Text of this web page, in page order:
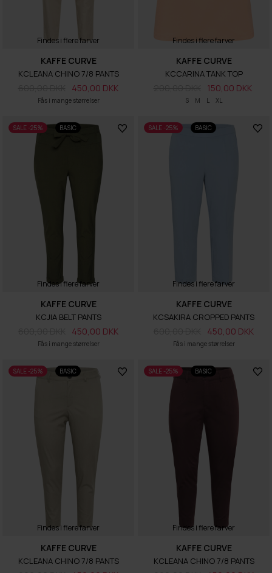
Findes i flere farver
Fås i mange størrelser
KAFFE CURVE
KCLEANA CHINO 7/8 PANTS
450,00 DKK
Findes i flere farver
S M L XL
KAFFE CURVE
KCCARINA TANK TOP
150,00 DKK
SALE -25% BASIC
Findes i flere farver
Fås i mange størrelser
KAFFE CURVE
KCJIA BELT PANTS
450,00 DKK
SALE -25% BASIC
Findes i flere farver
Fås i mange størrelser
KAFFE CURVE
KCSAKIRA CROPPED PANTS
450,00 DKK
SALE -25% BASIC
Findes i flere farver
KAFFE CURVE
KCLEANA CHINO 7/8 PANTS
SALE -25% BASIC
Findes i flere farver
KAFFE CURVE
KCLEANA CHINO 7/8 PANTS